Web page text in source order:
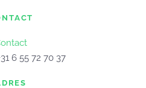
6 55 72 70 37